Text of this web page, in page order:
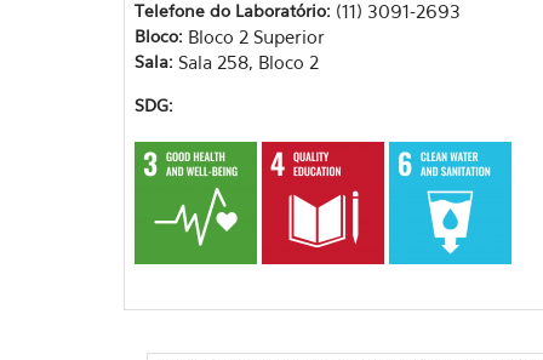
Telefone do Laboratório: (11) 3091-2693
Bloco: Bloco 2 Superior
Sala: Sala 258, Bloco 2
SDG: